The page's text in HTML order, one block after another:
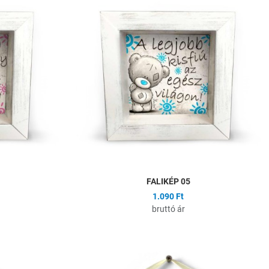
Összehasonlítás
FALIKÉP 05
1.090 Ft
bruttó ár